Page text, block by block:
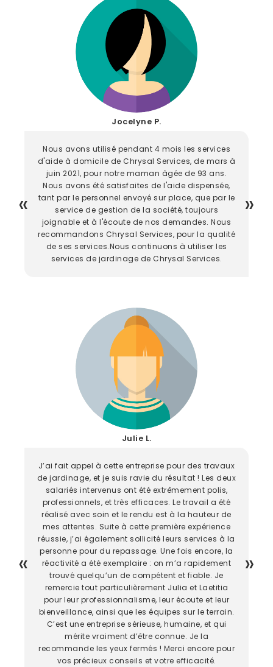
Jocelyne P.
Nous avons utilisé pendant 4 mois les services
d'aide à domicile de Chrysal Services, de mars à
juin 2021, pour notre maman âgée de 93 ans.
Nous avons été satisfaites de l'aide dispensée,
tant par le personnel envoyé sur place, que par le
service de gestion de la société, toujours
joignable et à l'écoute de nos demandes. Nous
recommandons Chrysal Services, pour la qualité
de ses services.Nous continuons à utiliser les
services de jardinage de Chrysal Services.
Julie L.
J’ai fait appel à cette entreprise pour des travaux
de jardinage, et je suis ravie du résultat ! Les deux
salariés intervenus ont été extrêmement polis,
professionnels, et très efficaces. Le travail a été
réalisé avec soin et le rendu est à la hauteur de
mes attentes. Suite à cette première expérience
réussie, j’ai également sollicité leurs services à la
personne pour du repassage. Une fois encore, la
réactivité a été exemplaire : on m’a rapidement
trouvé quelqu’un de compétent et fiable. Je
remercie tout particulièrement Julia et Laetitia
pour leur professionnalisme, leur écoute et leur
bienveillance, ainsi que les équipes sur le terrain.
C’est une entreprise sérieuse, humaine, et qui
mérite vraiment d’être connue. Je la
recommande les yeux fermés ! Merci encore pour
vos précieux conseils et votre efficacité.